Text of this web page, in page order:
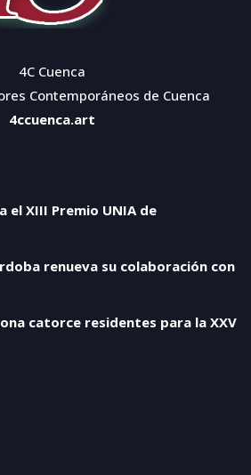
4C Cuenca
Contemporáneos de Cuenca
4ccuenca.art
el XIII Premio UNIA de
renueva su colaboración con
catorce residentes para la XXV